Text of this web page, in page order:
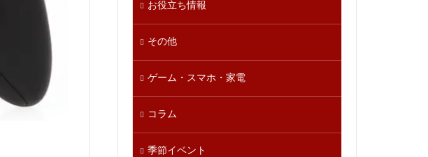
お役立ち情報
その他
ゲーム・スマホ・家電
コラム
季節イベント